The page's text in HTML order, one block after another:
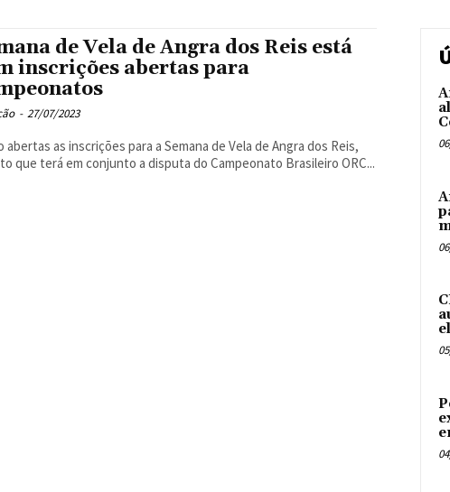
de Vela de Angra dos Reis está
inscrições abertas para
- 27/07/2023
abertas as inscrições para a Semana de Vela de Angra dos Reis,
que terá em conjunto a disputa do Campeonato Brasileiro ORC...